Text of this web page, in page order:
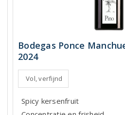
Bodegas Ponce
2024
Vol, verfijnd
Spicy kersenfruit